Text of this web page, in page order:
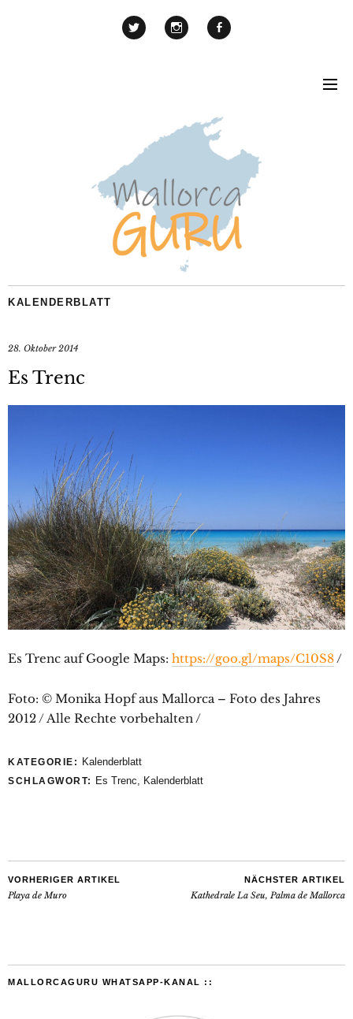
KALENDERBLATT
28. Oktober 2014
Es Trenc
Es Trenc auf Google Maps: https://goo.gl/maps/C10S8/
Foto: © Monika Hopf aus Mallorca – Foto des Jahres
2012 / Alle Rechte vorbehalten /
KATEGORIE: Kalenderblatt
SCHLAGWORT: Es Trenc, Kalenderblatt
VORHERIGER ARTIKEL
Playa de Muro
NÄCHSTER ARTIKEL
Kathedrale La Seu, Palma de Mallorca
MALLORCAGURU WHATSAPP-KANAL ::